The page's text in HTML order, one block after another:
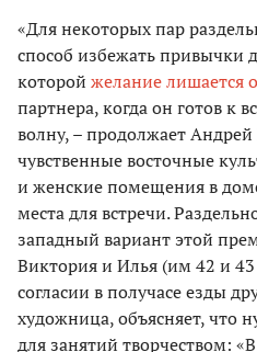
«Для некоторых пар
способ избежать привычки
которой желание лишается
партнера, когда он готов к
волну, – продолжает Андрей
чувственные восточные
и женские помещения в
места для встречи.
западный вариант этой
Виктория и Илья (им 42 и
согласии в получасе езды
художница, объясняет, что
для занятий творчеством: